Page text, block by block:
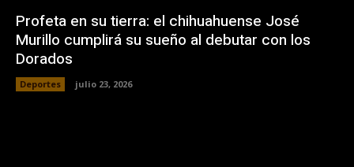
Profeta en su tierra: el chihuahuense José
Murillo cumplirá su sueño al debutar con los
Dorados
Deportes julio 23, 2026